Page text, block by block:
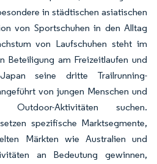
in städtischen asiatischen
von Sportschuhen in den Alltag
von Laufschuhen steht im
Beteiligung am Freizeitlaufen und
seine dritte Trailrunning-
von jungen Menschen und
Aktivitäten suchen.
spezifische Marktsegmente,
Märkten wie Australien und
an Bedeutung gewinnen,